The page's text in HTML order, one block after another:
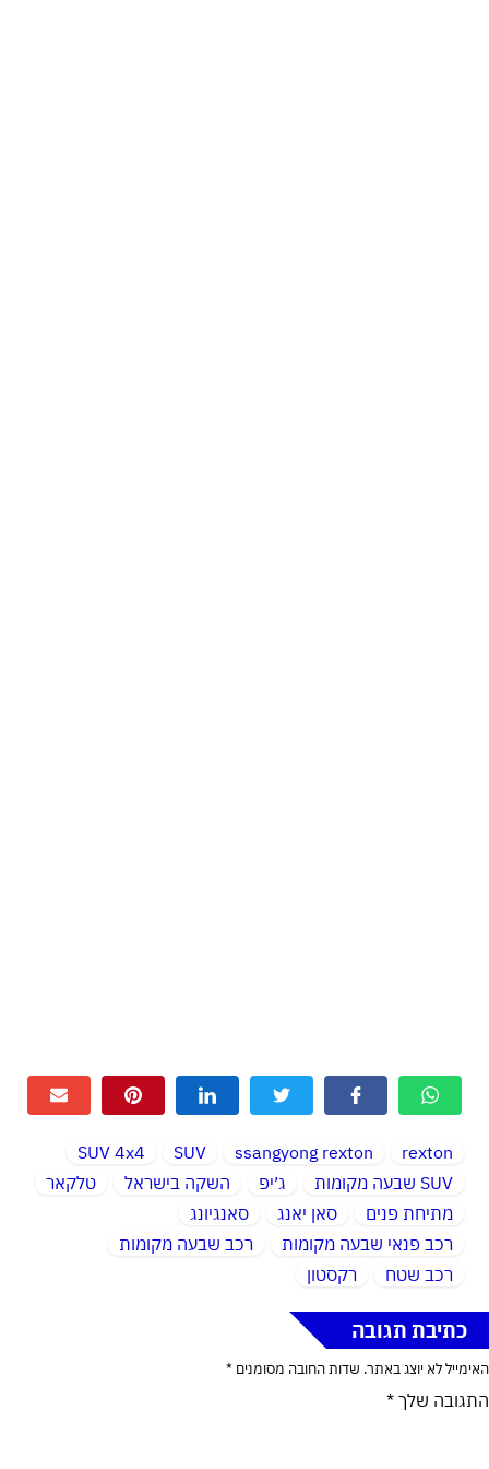
rexton
ssangyong rexton
SUV
SUV 4x4
SUV שבעה מקומות
ג׳יפ השקה בישראל
טלקאר
מתיחת פנים
סאן יאנג
סאנגיונג
רכב פנאי שבעה מקומות
רכב שבעה מקומות
רכב שטח
רקסטון
כתיבת תגובה
האימייל לא יוצג באתר. שדות החובה מסומנים *
התגובה שלך *